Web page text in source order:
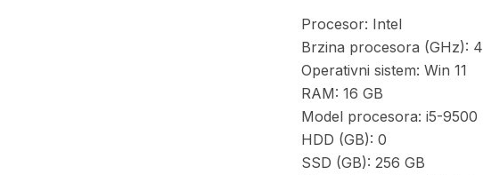
Procesor: Intel
Brzina procesora (GHz):
Operativni sistem: Win 11
RAM: 16 GB
Model procesora: i5-9500
HDD (GB): 0
SSD (GB): 256 GB